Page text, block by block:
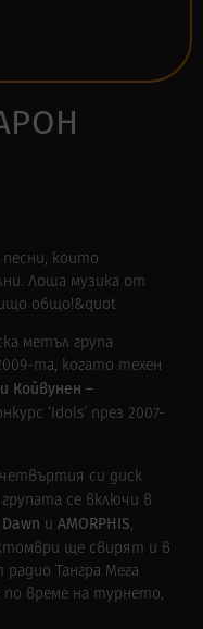
песни, които
Лоша музика от
общо!&quot
метъл група
та, когато техен
Койвунен –
‘Idols’ през 2007-
четвъртия си диск
се включи в
и AMORPHIS,
ще свирят и в
Тангра Мега
по време на турнето,